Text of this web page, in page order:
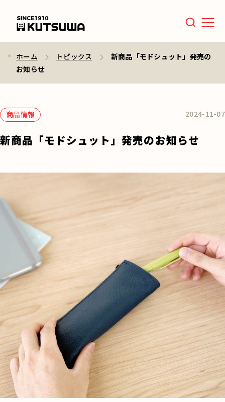
Menu
ホーム トピックス
新商品「モドシュット」発売の
お知らせ
商品情報 2024-11-07
新商品「モドシュット」発売のお知らせ